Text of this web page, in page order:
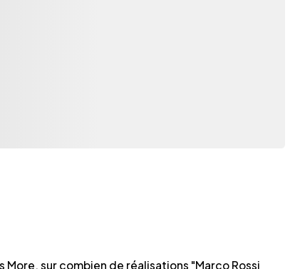
More, sur combien de réalisations "Marco Rossi